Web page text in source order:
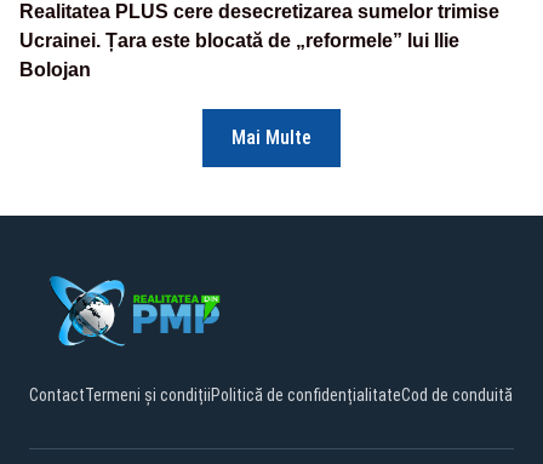
Realitatea PLUS cere desecretizarea sumelor trimise
Ucrainei. Țara este blocată de „reformele” lui Ilie
Bolojan
Mai Multe
ContactTermeni și condițiiPolitică de confidențialitateCod de conduită